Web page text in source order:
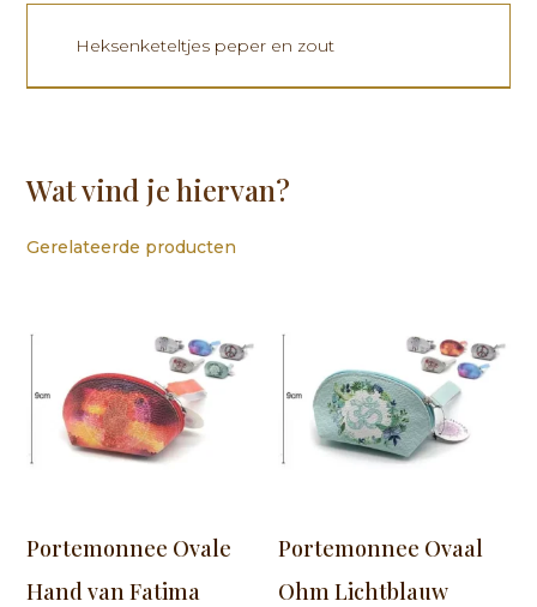
Heksenketeltjes peper en zout
Wat vind je hiervan?
Gerelateerde producten
Portemonnee Ovale
Hand van Fatima
Portemonnee Ovaal
Ohm Lichtblauw